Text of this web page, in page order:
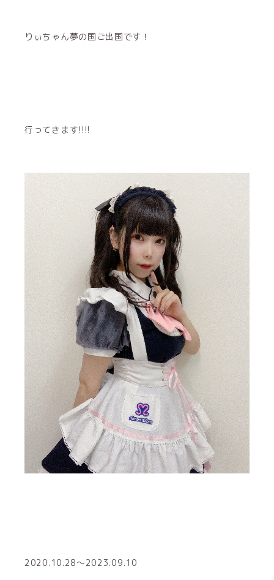
りぃちゃん夢の国ご出国です！
行ってきます!!!!
2020.10.28～2023.09.10